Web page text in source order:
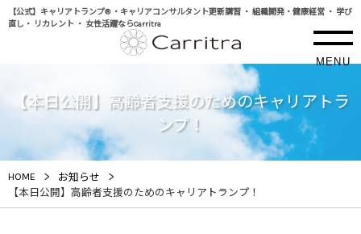
【公式】キャリアトランプ® ・キャリアコンサルタント更新講習 ・ 組織開発・健康経営 ・ 学び
直し・ リカレント ・ 女性活躍ならCarritra
MENU
【本日公開】高齢者支援のためのキャリアトラ
ンプ！
HOME > お知らせ >
【本日公開】高齢者支援のためのキャリアトランプ！